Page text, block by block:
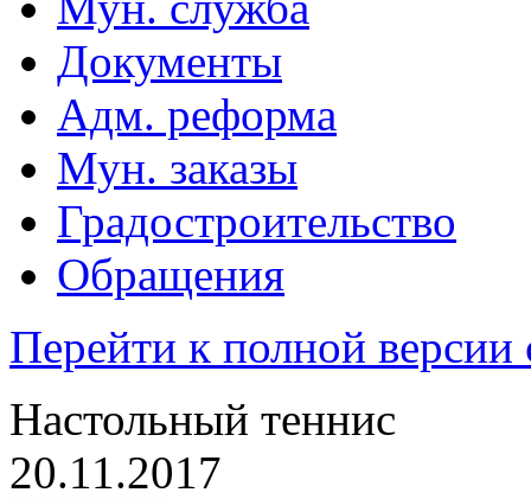
Документы
Адм. реформа
Мун. заказы
Градостроительство
Обращения
Перейти к полной версии
Настольный теннис
20.11.2017